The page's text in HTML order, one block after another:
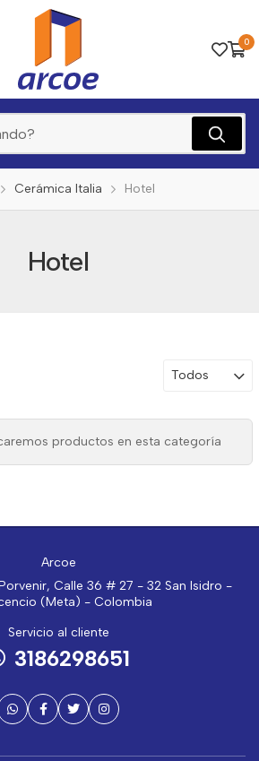
0
Cerámica Italia Hotel
Hotel
Todos
productos en esta categoría
Arcoe
Calle 36 # 27 - 32 San Isidro -
(Meta) - Colombia
Servicio al cliente
3186298651